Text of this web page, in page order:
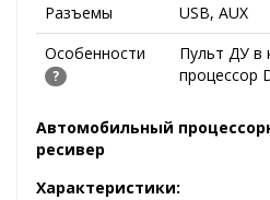
Разъемы
USB, AUX
Особенности
?
Пульт ДУ в
процессор
Автомобильный
ресивер
Характеристики: